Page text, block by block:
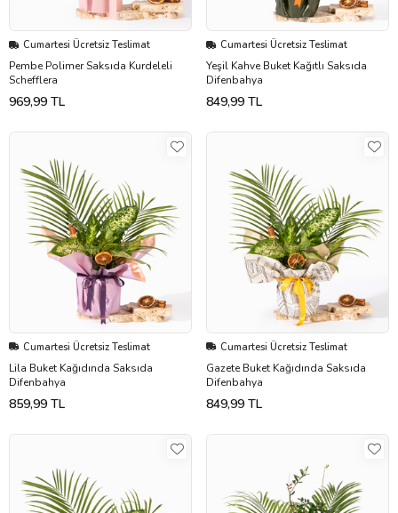
Cumartesi Ücretsiz Teslimat
Pembe Polimer Saksıda Kurdeleli
Schefflera
969,99 TL
Cumartesi Ücretsiz Teslimat
Yeşil Kahve Buket Kağıtlı Saksıda
Difenbahya
849,99 TL
Cumartesi Ücretsiz Teslimat
Lila Buket Kağıdında Saksıda
Difenbahya
859,99 TL
Cumartesi Ücretsiz Teslimat
Gazete Buket Kağıdında Saksıda
Difenbahya
849,99 TL